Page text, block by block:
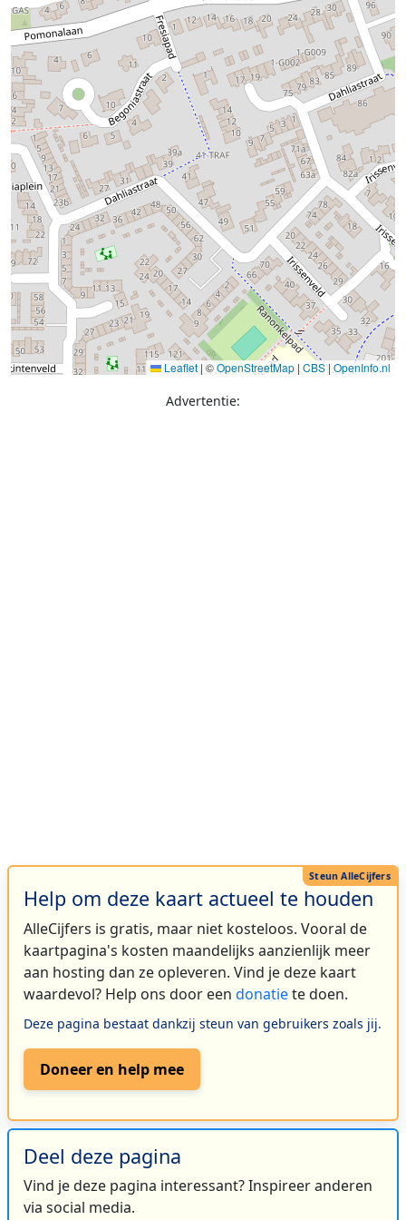
Leaflet | ©OpenStreetMap | CBS| OpenInfo.nl
Advertentie:
Help om deze kaart actueel te houden
AlleCijfers is gratis, maar niet kosteloos. Vooral de
kaartpagina's kosten maandelijks aanzienlijk meer
aan hosting dan ze opleveren. Vind je deze kaart
waardevol? Help ons door een donatiete doen.
Deze pagina bestaat dankzij steun van gebruikers zoals jij.
Doneer en help mee
Deel deze pagina
Vind je deze pagina interessant? Inspireer anderen
via social media.